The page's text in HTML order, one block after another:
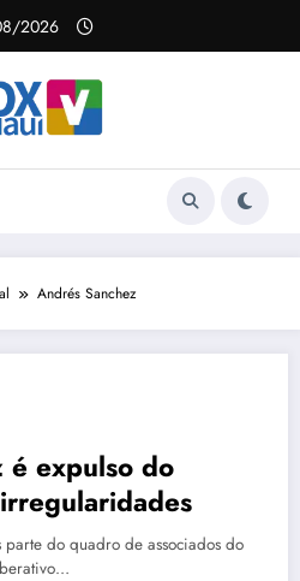
2026
Andrés Sanchez
é expulso do
parte do quadro de associados do